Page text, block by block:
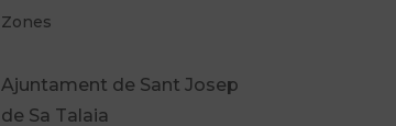
Zones
Ajuntament de Sant Josep
de Sa Talaia